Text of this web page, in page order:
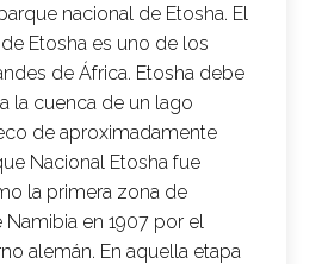
nacional de Etosha. El
Etosha es uno de los
de África. Etosha debe
la cuenca de un lago
de aproximadamente
Nacional Etosha fue
la primera zona de
en 1907 por el
alemán. En aquella etapa